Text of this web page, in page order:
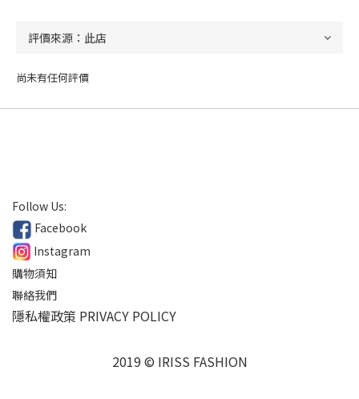
尚未有任何評價
Follow Us:
Facebook
Instagram
購物須知
聯絡我們
隱私權政策 PRIVACY POLICY
2019 © IRISS FASHION